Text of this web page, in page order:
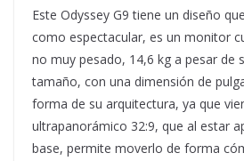
Este Odyssey G9 tiene un diseño
como espectacular, es un monitor
no muy pesado, 14,6 kg a pesar de
tamaño, con una dimensión de
forma de su arquitectura, ya que
ultrapanorámico 32:9, que al estar
base, permite moverlo de forma